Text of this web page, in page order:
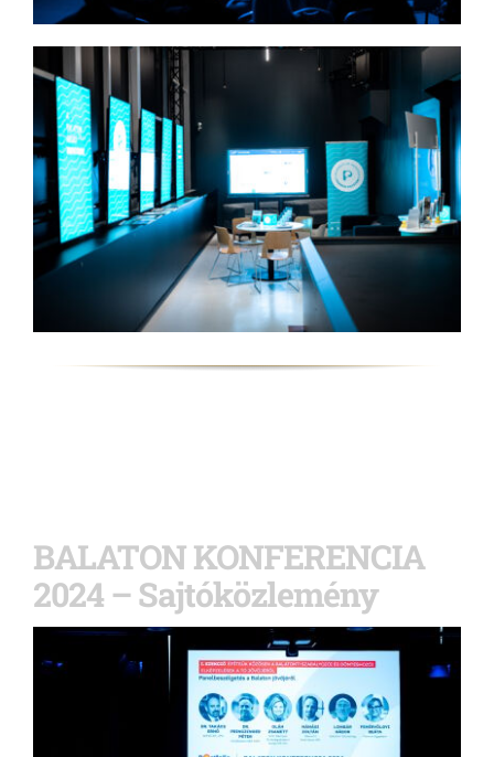
BALATON KONFERENCIA
2024 – Sajtóközlemény